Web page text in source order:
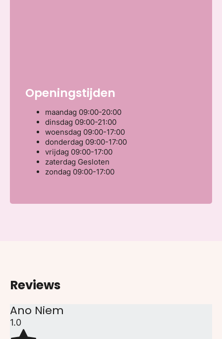
Openingstijden
maandag 09:00-20:00
dinsdag 09:00-21:00
woensdag 09:00-17:00
donderdag 09:00-17:00
vrijdag 09:00-17:00
zaterdag Gesloten
zondag 09:00-17:00
Reviews
Ano Niem
1.0